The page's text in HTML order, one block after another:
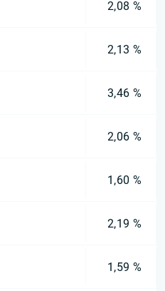
2,08 %
2,13 %
3,46 %
2,06 %
1,60 %
2,19 %
1,59 %